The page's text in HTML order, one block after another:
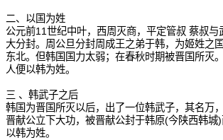
二、以国为姓
公元前11世纪中叶，西周灭商，平定管叔 蔡叔与
大分封。周公旦分封周成王之弟于韩，为姬姓之
东北。但韩国国力太弱；在春秋时期被晋国所灭
人便以韩为姓。
三 、韩武子之后
韩国为晋国所灭以后，出了一位韩武子，其名万
晋献公立下大功，被晋献公封于韩原(今陕西韩城
以韩为姓。